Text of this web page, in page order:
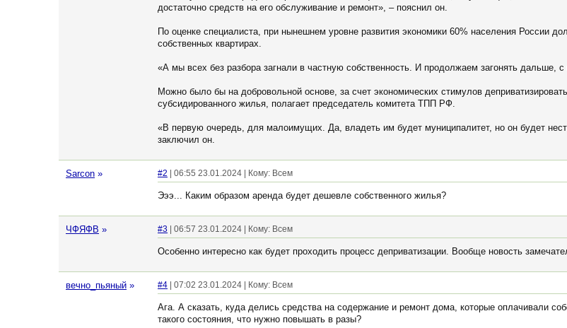
достаточно средств на его обслуживание и ремонт», – пояснил он.
По оценке специалиста, при нынешнем уровне развития экономики 60% населения России
собственных квартирах.
«А мы всех без разбора загнали в частную собственность. И продолжаем загонять дальше,
Можно было бы на добровольной основе, за счет экономических стимулов
субсидированного жилья, полагает председатель комитета ТПП РФ.
«В первую очередь, для малоимущих. Да, владеть им будет муниципалитет, но он будет
заключил он.
Sarcon » #2 | 06:55 23.01.2024 | Кому: Всем
Эээ... Каким образом аренда будет дешевле собственного жилья?
ЧФЯФВ » #3 | 06:57 23.01.2024 | Кому: Всем
Особенно интересно как будет проходить процесс деприватизации. Вообще новость
вечно_пьяный » #4 | 07:02 23.01.2024 | Кому: Всем
Ага. А сказать, куда делись средства на содержание и ремонт дома, которые оплачивали
такого состояния, что нужно повышать в разы?